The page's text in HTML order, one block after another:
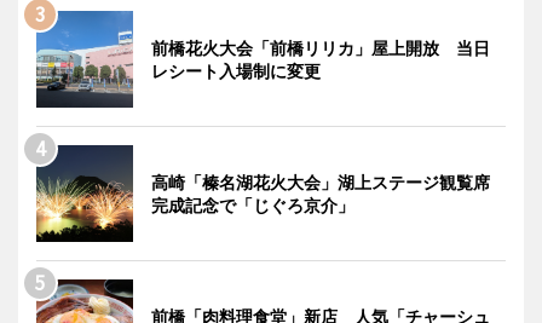
前橋花火大会「前橋リリカ」屋上開放 当日
レシート入場制に変更
高崎「榛名湖花火大会」湖上ステージ観覧席
完成記念で「じぐろ京介」
前橋「肉料理食堂」新店 人気「チャーシュ